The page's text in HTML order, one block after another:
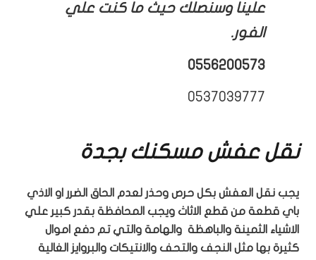
علينا وسنصلك حيث ما كنت علي
الفور.
0556200573
0537039777
نقل عفش مسكنك بجدة
يجب نقل العفش بكل حرص وحذر لعدم الحاق الضرر او الاذي
باي قطعة من قطع الاثاث ويجب المحافظة بقدر كبير علي
الاشياء الثمينة والباهظة والهامة والتي تم دفع اموال
كثيرة بها مثل النجف والتحف والانتيكات والبروايز الغالية